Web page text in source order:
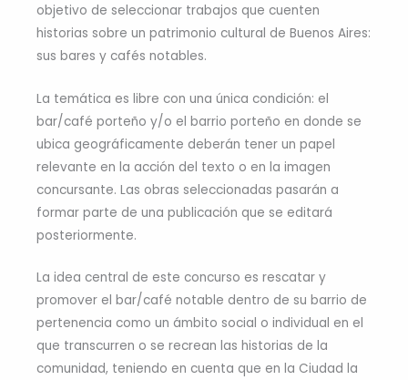
objetivo de seleccionar trabajos que cuenten
historias sobre un patrimonio cultural de Buenos Aires:
sus bares y cafés notables.
La temática es libre con una única condición: el
bar/café porteño y/o el barrio porteño en donde se
ubica geográficamente deberán tener un papel
relevante en la acción del texto o en la imagen
concursante. Las obras seleccionadas pasarán a
formar parte de una publicación que se editará
posteriormente.
La idea central de este concurso es rescatar y
promover el bar/café notable dentro de su barrio de
pertenencia como un ámbito social o individual en el
que transcurren o se recrean las historias de la
comunidad, teniendo en cuenta que en la Ciudad la